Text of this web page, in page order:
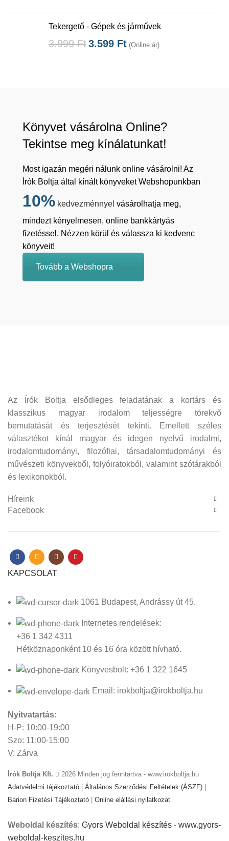
Tekergető - Gépek és járművek
3.999Ft3.599 Ft (Online ár)
Könyvet vásárolna Online?
Tekintse meg kínálatunkat!
Most igazán megéri nálunk online vásárolni! Az
Írók Boltja által kínált könyveket Webshopunkban
10% kedvezménnyel vásárolhatja meg,
mindezt kényelmesen, online bankkártyás
fizetéssel. Nézzen körül és válassza ki kedvenc
könyveit!
Tovább a Webshopra
Az Írók Boltja elsődleges feladatának a kortárs és
klasszikus magyar irodalom teljességre törekvő
bemutatását és terjesztését tekinti. Emellett széles
választékot kínál magyar és idegen nyelvű irodalmi,
irodalomtudományi, filozófiai, társadalomtudományi és
művészeti könyvekből, folyóiratokból, valamint szótárakból
és lexikonokból.
Híreink
Facebook
KAPCSOLAT
1061 Budapest, Andrássy út 45.
Internetes rendelések:
+36 1 342 4311
Hétköznaponként 10 és 16 óra között hívható.
Könyvesbolt: +36 1 322 1645
Email: irokboltja@irokboltja.hu
Nyitvatartás:
H-P: 10:00-19:00
Szo: 11:00-15:00
V: Zárva
Írók Boltja Kft.
2026 Minden jog fenntartva - www.irokboltja.hu
Adatvédelmi tájékoztató | Általános Szerződési Feltételek (ÁSZF) |
Barion Fizetési Tájékoztató | Online elállási nyilatkozat
Weboldal készítés: Gyors Weboldal készítés - www.gyors-
weboldal-keszites.hu